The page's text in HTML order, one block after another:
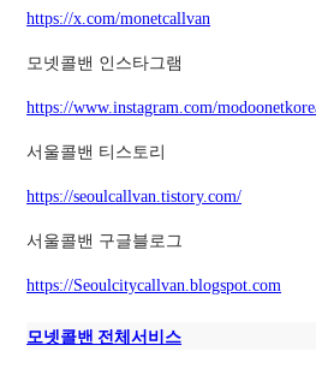
https://x.com/monetcallvan
모넷콜밴 인스타그램
https://www.instagram.com/
서울콜밴 티스토리
https://seoulcallvan.tistory.com/
서울콜밴 구글블로그
https://Seoulcitycallvan.blogspot.com
모넷콜밴 전체서비스